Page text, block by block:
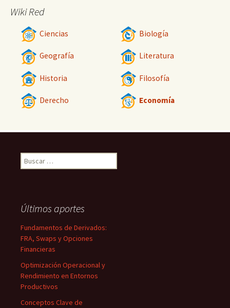
Wiki Red
Ciencias Biología
Geografía Literatura
Historia Filosofía
Derecho Economía
Buscar:
Últimos aportes
Fundamentos de Derivados:
FRA, Swaps y Opciones
Financieras
Optimización Operacional y
Rendimiento en Entornos
Productivos
Conceptos Clave de